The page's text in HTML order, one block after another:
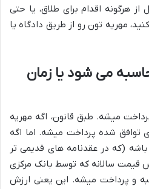
هرگونه اقدام برای طلاق، یا حتی
مهریه تون رو از طریق دادگاه یا
می شود یا زمان
میشه. طبق قانون، اگه مهریه
توافق شده پرداخت میشه. اما اگه
(که در عقدنامه های قدیمی تر
قیمت سالانه که توسط بانک مرکزی
و پرداخت میشه. این یعنی ارزش